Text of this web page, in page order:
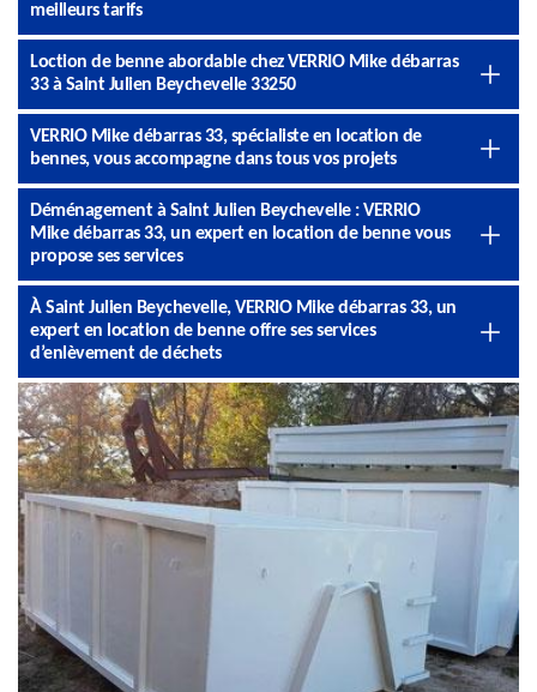
meilleurs tarifs
Loction de benne abordable chez VERRIO Mike débarras
33 à Saint Julien Beychevelle 33250
VERRIO Mike débarras 33, spécialiste en location de
bennes, vous accompagne dans tous vos projets
Déménagement à Saint Julien Beychevelle : VERRIO
Mike débarras 33, un expert en location de benne vous
propose ses services
À Saint Julien Beychevelle, VERRIO Mike débarras 33, un
expert en location de benne offre ses services
d’enlèvement de déchets